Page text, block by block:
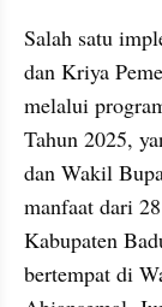
Salah satu
dan Kriya
melalui
Tahun 2025,
dan Wakil
manfaat dari
Kabupaten
bertempat di